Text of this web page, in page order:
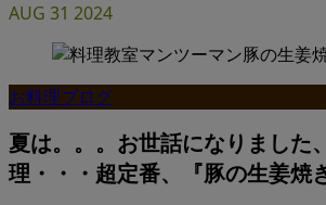
AUG 31 2024
お料理ブログ
夏は。。。お世話になりました
理・・・超定番、『豚の生姜焼